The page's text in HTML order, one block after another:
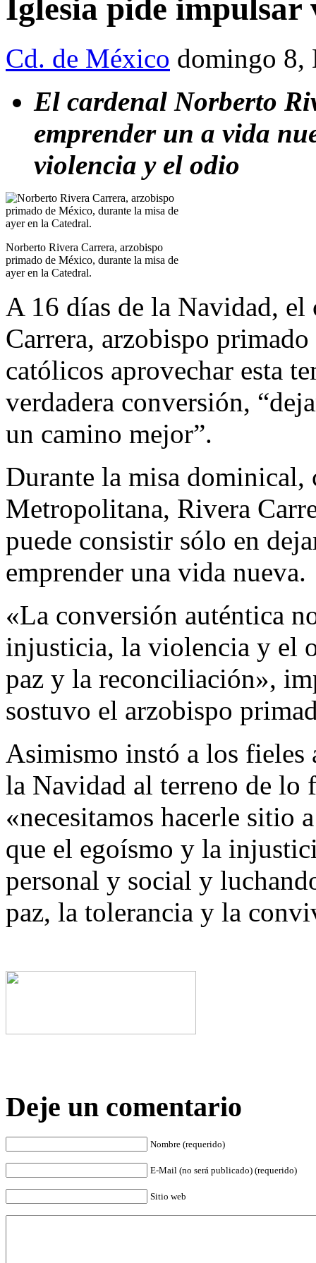
Iglesia pide impulsar
Cd. de México domingo 8,
El cardenal Norberto
emprender un a vida
violencia y el odio
Norberto Rivera Carrera, arzobispo
primado de México, durante la misa de
ayer en la Catedral.
A 16 días de la Navidad,
Carrera, arzobispo
católicos aprovechar esta
verdadera conversión,
un camino mejor”.
Durante la misa dominical,
Metropolitana, Rivera
puede consistir sólo en
emprender una vida nueva.
«La conversión auténtica
injusticia, la violencia y el
paz y la reconciliación»,
sostuvo el arzobispo
Asimismo instó a los fieles
la Navidad al terreno de
«necesitamos hacerle sitio
que el egoísmo y la
personal y social y
paz, la tolerancia y la
Deje un comentario
Nombre (requerido)
E-Mail (no será publicado) (requerido)
Sitio web